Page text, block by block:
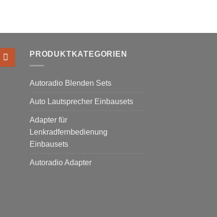
PRODUKTKATEGORIEN
Autoradio Blenden Sets
Auto Lautsprecher Einbausets
Adapter für
Lenkradfernbedienung
Einbausets
Autoradio Adapter